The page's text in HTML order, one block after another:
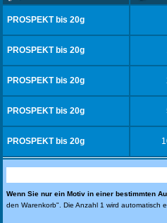
PROSPEKT bis 20g
PROSPEKT bis 20g
PROSPEKT bis 20g
PROSPEKT bis 20g
PROSPEKT bis 20g
Wenn Sie nur ein Motiv in einer bestimmten
den Warenkorb". Die Anzahl 1 wird automatisch